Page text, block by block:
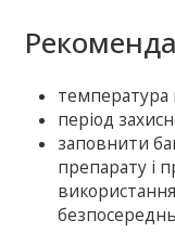
температура
період
заповнити
препарату і